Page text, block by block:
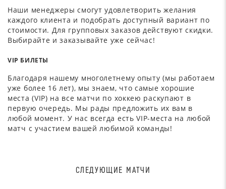
Наши менеджеры смогут удовлетворить желания
каждого клиента и подобрать доступный вариант по
стоимости. Для групповых заказов действуют скидки.
Выбирайте и заказывайте уже сейчас!
VIP БИЛЕТЫ
Благодаря нашему многолетнему опыту (мы работаем
уже более 16 лет), мы знаем, что самые хорошие
места (VIP) на все матчи по хоккею раскупают в
первую очередь. Мы рады предложить их вам в
любой момент. У нас всегда есть VIP-места на любой
матч с участием вашей любимой команды!
СЛЕДУЮЩИЕ МАТЧИ